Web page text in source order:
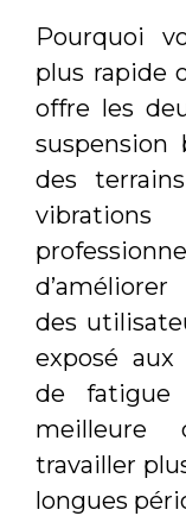
Pourquoi
plus rapide
offre les
suspension
des
des
exposé
de fatigue
meilleure
travailler
longues